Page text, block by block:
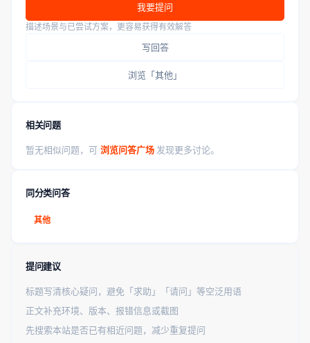
我要提问
描述场景与已尝试方案，更容易获得有效解答
写回答
浏览「其他」
相关问题
暂无相似问题，可 浏览问答广场 发现更多讨论。
同分类问答
其他
提问建议
标题写清核心疑问，避免「求助」「请问」等空泛用语
正文补充环境、版本、报错信息或截图
先搜索本站是否已有相近问题，减少重复提问